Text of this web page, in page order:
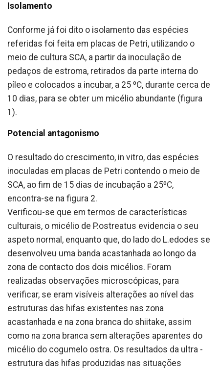
Isolamento
Conforme já foi dito o isolamento das espécies
referidas foi feita em placas de Petri, utilizando o
meio de cultura SCA, a partir da inoculação de
pedaços de estroma, retirados da parte interna do
píleo e colocados a incubar, a 25 ºC, durante cerca de
10 dias, para se obter um micélio abundante (figura
1).
Potencial antagonismo
O resultado do crescimento, in vitro, das espécies
inoculadas em placas de Petri contendo o meio de
SCA, ao fim de 15 dias de incubação a 25ºC,
encontra-se na figura 2.
Verificou-se que em termos de características
culturais, o micélio de P.ostreatus evidencia o seu
aspeto normal, enquanto que, do lado do L.edodes se
desenvolveu uma banda acastanhada ao longo da
zona de contacto dos dois micélios. Foram
realizadas observações microscópicas, para
verificar, se eram visíveis alterações ao nível das
estruturas das hifas existentes nas zona
acastanhada e na zona branca do shiitake, assim
como na zona branca sem alterações aparentes do
micélio do cogumelo ostra. Os resultados da ultra -
estrutura das hifas produzidas nas situações